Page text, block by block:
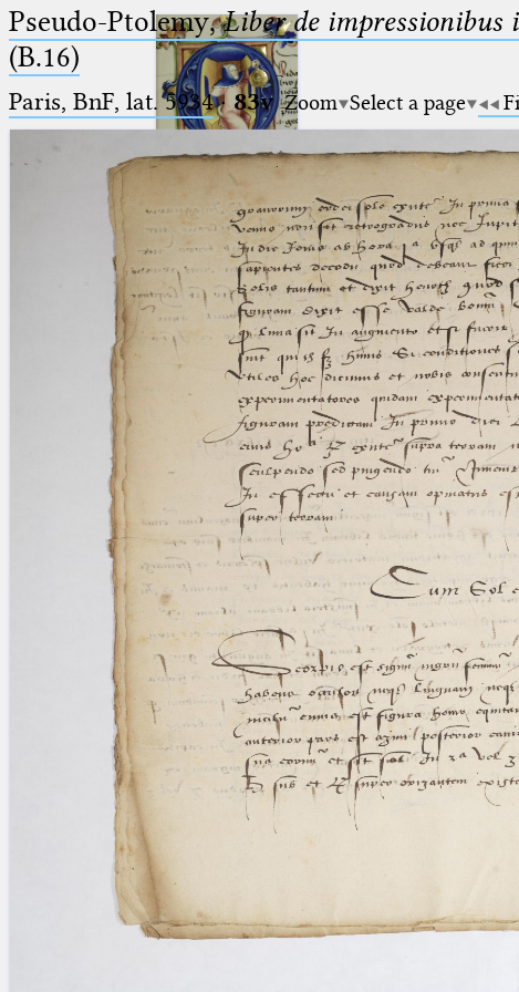
Ptolemaeus
Arabus et Latinus
(the underscore) is the placeholder
for exactly one character.
(the percent sign) is the
placeholder for no, one or more
than one character.
(two percent signs) is the
placeholder for no, one or more
than one character, but not for
blank space (so that a search ends
at word boundaries).
🔎︎
Start
Project
Team
News
Jobs
Publications
Conference
Arabic Works
Arabic Manuscripts
Latin Works
Latin Manuscripts
Latin Early Prints
Images
beta Glossary
Pseudo-Ptolemy,Liber de
(B.16)
Paris, BnF, lat. 5934· 83v Zoom Select a page